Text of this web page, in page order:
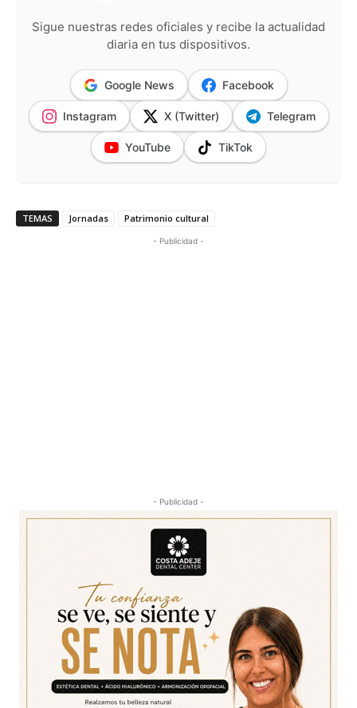
Sigue nuestras redes oficiales y recibe la actualidad
diaria en tus dispositivos.
Google News Facebook
Instagram X (Twitter) Telegram
YouTube TikTok
TEMAS Jornadas Patrimonio cultural
- Publicidad -
- Publicidad -